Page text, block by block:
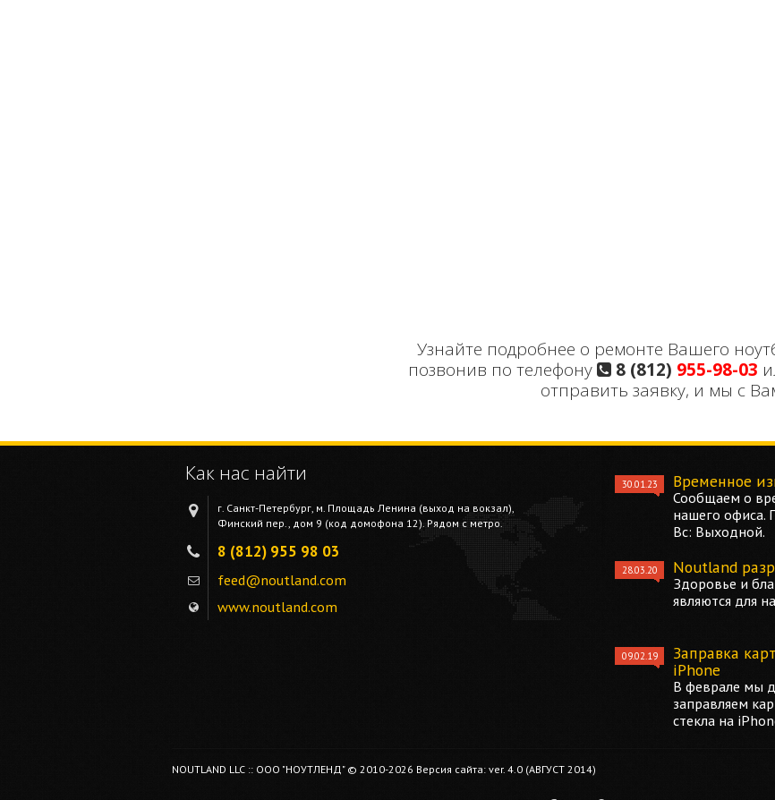
Узнайте подробнее о ремонте Вашего
позвонив по телефону
8 (812) 955-98-03
отправить заявку, и мы с
Как нас найти
г. Санкт-Петербург, м. Площадь Ленина (выход на вокзал),
Финский пер., дом 9 (код домофона 12). Рядом с метро.
8 (812) 955 98 03
feed@noutland.com
www.noutland.com
30.01.23 Временное
Сообщаем о
нашего офиса.
Вс: Выходной.
28.03.20 Noutland
Здоровье и
являются для
09.02.19
Заправка
iPhone
В феврале мы
заправляем
стекла на
NOUTLAND LLC :: ООО "НОУТЛЕНД" © 2010-2026 Версия сайта: ver. 4.0 (АВГУСТ 2014)